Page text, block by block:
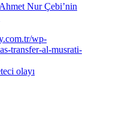
Nur Çebi’nin
olayı